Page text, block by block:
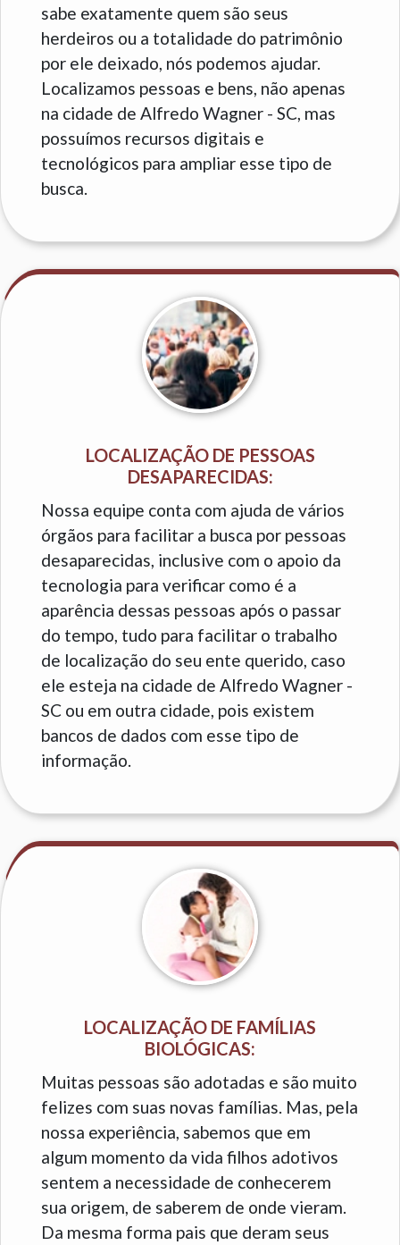
sabe exatamente quem são seus
herdeiros ou a totalidade do patrimônio
por ele deixado, nós podemos ajudar.
Localizamos pessoas e bens, não apenas
na cidade de Alfredo Wagner - SC, mas
possuímos recursos digitais e
tecnológicos para ampliar esse tipo de
busca.
LOCALIZAÇÃO DE PESSOAS
DESAPARECIDAS:
Nossa equipe conta com ajuda de vários
órgãos para facilitar a busca por pessoas
desaparecidas, inclusive com o apoio da
tecnologia para verificar como é a
aparência dessas pessoas após o passar
do tempo, tudo para facilitar o trabalho
de localização do seu ente querido, caso
ele esteja na cidade de Alfredo Wagner -
SC ou em outra cidade, pois existem
bancos de dados com esse tipo de
informação.
LOCALIZAÇÃO DE FAMÍLIAS
BIOLÓGICAS:
Muitas pessoas são adotadas e são muito
felizes com suas novas famílias. Mas, pela
nossa experiência, sabemos que em
algum momento da vida filhos adotivos
sentem a necessidade de conhecerem
sua origem, de saberem de onde vieram.
Da mesma forma pais que deram seus